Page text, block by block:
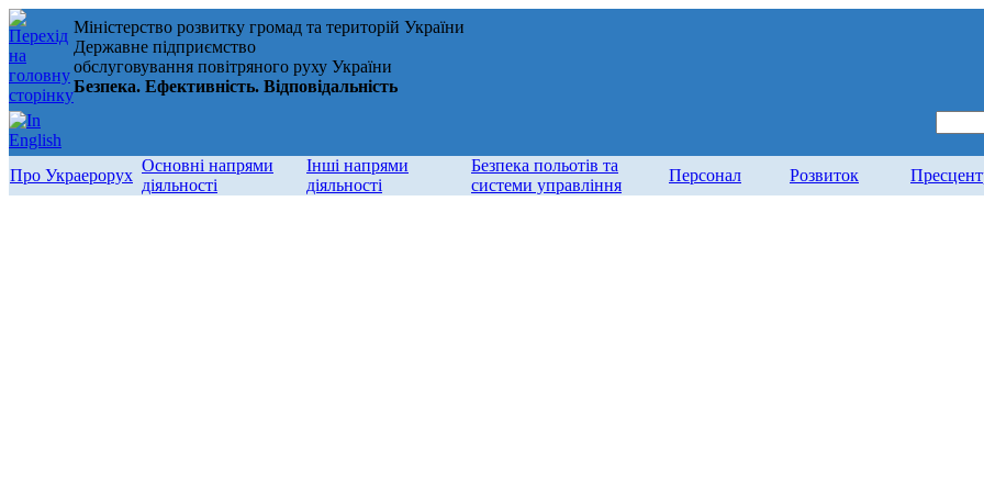
Міністерство розвитку громад та територій України
Державне підприємство
обслуговування повітряного руху України
Безпека. Ефективність. Відповідальність
Про Украерорух
Основні напрями
діяльності
Інші напрями
діяльності
Безпека польотів та
системи управління
Персонал Розвиток